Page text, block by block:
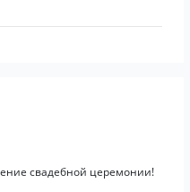
свадебной церемонии!